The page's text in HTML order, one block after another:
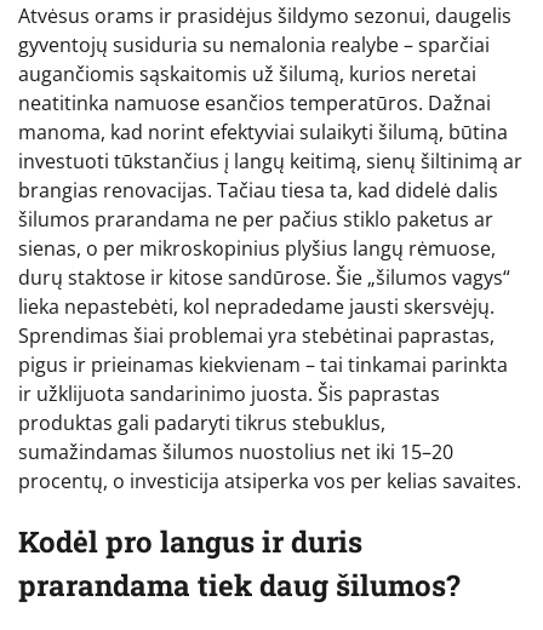
Atvėsus orams ir prasidėjus šildymo sezonui, daugelis
gyventojų susiduria su nemalonia realybe – sparčiai
augančiomis sąskaitomis už šilumą, kurios neretai
neatitinka namuose esančios temperatūros. Dažnai
manoma, kad norint efektyviai sulaikyti šilumą, būtina
investuoti tūkstančius į langų keitimą, sienų šiltinimą ar
brangias renovacijas. Tačiau tiesa ta, kad didelė dalis
šilumos prarandama ne per pačius stiklo paketus ar
sienas, o per mikroskopinius plyšius langų rėmuose,
durų staktose ir kitose sandūrose. Šie „šilumos vagys“
lieka nepastebėti, kol nepradedame jausti skersvėjų.
Sprendimas šiai problemai yra stebėtinai paprastas,
pigus ir prieinamas kiekvienam – tai tinkamai parinkta
ir užklijuota sandarinimo juosta. Šis paprastas
produktas gali padaryti tikrus stebuklus,
sumažindamas šilumos nuostolius net iki 15–20
procentų, o investicija atsiperka vos per kelias savaites.
Kodėl pro langus ir duris
prarandama tiek daug šilumos?